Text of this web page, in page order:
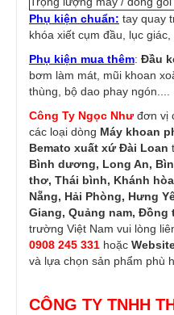
Phụ kiện chuẩn: tay quay
khóa xiết cụm đầu, lục
Phụ kiện mua thêm: Đầu
bơm làm mát, mũi khoan
thùng, bộ dao phay ngón....
Công Ty Ngọc Nhưđơn vị
các loại dòng Máy khoan
Bemato xuất xứ Đài Loan
Bình dương, Long An,
thơ, Thái bình, Khánh
Nẵng, Hải Phòng, Hưng
Giang, Quảng nam, Đồng
trường Việt Nam vui lòng
0908 245 331 hoặc
và lựa chọn sản phẩm phù
CÔNG TY TNHH